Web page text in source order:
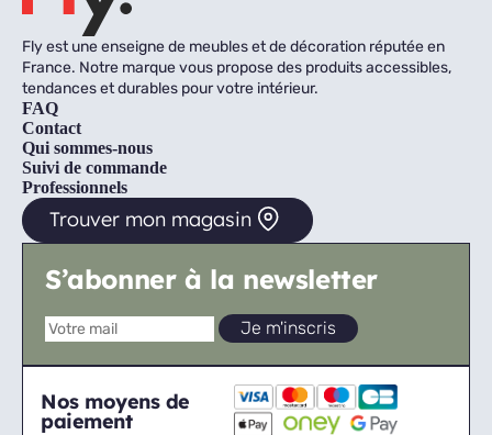
Fly est une enseigne de meubles et de décoration réputée en
France. Notre marque vous propose des produits accessibles,
tendances et durables pour votre intérieur.
FAQ
Contact
Qui sommes-nous
Suivi de commande
Professionnels
Trouver mon magasin
S’abonner à la newsletter
Nos moyens de
paiement